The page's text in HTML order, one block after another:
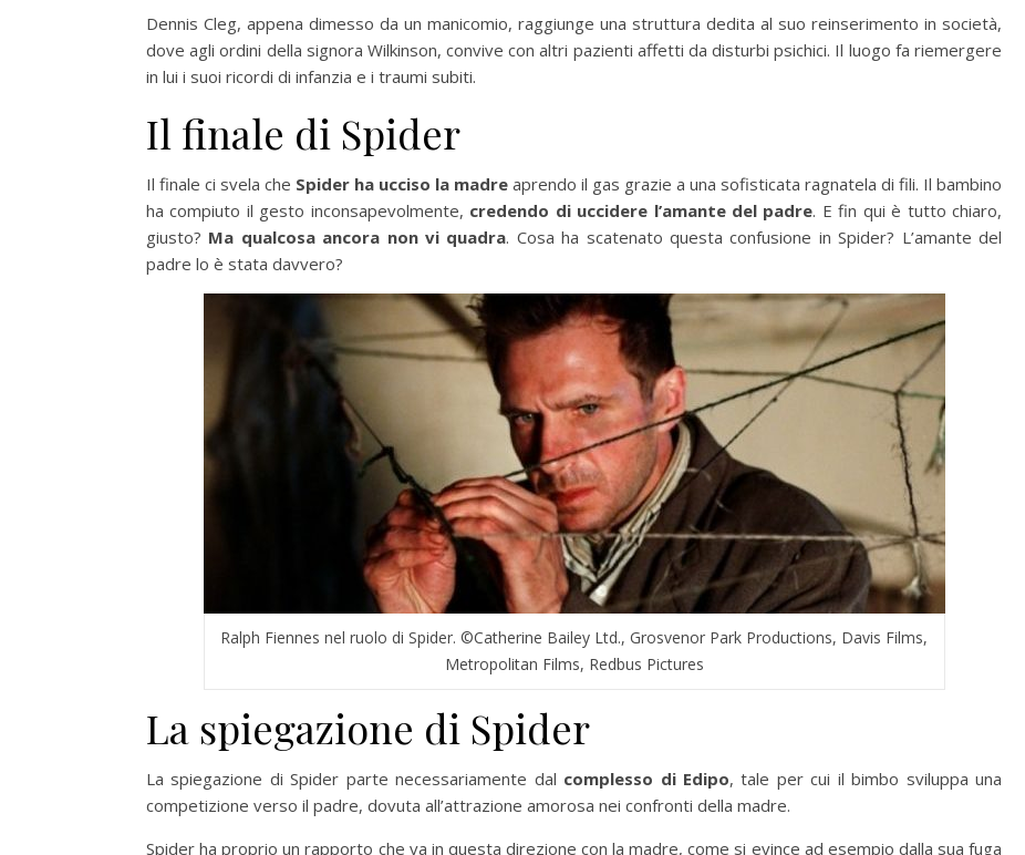
Dennis Cleg, appena dimesso da un manicomio, raggiunge una struttura dedita al suo reinserimento in società,
dove agli ordini della signora Wilkinson, convive con altri pazienti affetti da disturbi psichici. Il luogo fa riemergere
in lui i suoi ricordi di infanzia e i traumi subiti.
Il finale di Spider
Il finale ci svela che Spider ha ucciso la madre aprendo il gas grazie a una sofisticata ragnatela di fili. Il bambino
ha compiuto il gesto inconsapevolmente, credendo di uccidere l’amante del padre. E fin qui è tutto chiaro,
giusto? Ma qualcosa ancora non vi quadra. Cosa ha scatenato questa confusione in Spider? L’amante del
padre lo è stata davvero?
Ralph Fiennes nel ruolo di Spider. ©Catherine Bailey Ltd., Grosvenor Park Productions, Davis Films,
Metropolitan Films, Redbus Pictures
La spiegazione di Spider
La spiegazione di Spider parte necessariamente dal complesso di Edipo, tale per cui il bimbo sviluppa una
competizione verso il padre, dovuta all’attrazione amorosa nei confronti della madre.
Spider ha proprio un rapporto che va in questa direzione con la madre, come si evince ad esempio dalla sua fuga